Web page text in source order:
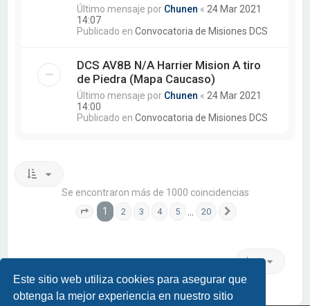
Este sitio web utiliza cookies para asegurar que
obtenga la mejor experiencia en nuestro sitio
Último mensaje por Chunen « 24 Mar 2021
14:07
Publicado enConvocatoria de Misiones DCS
DCS AV8B N/A Harrier Mision A tiro
de Piedra (Mapa Caucaso)
Último mensaje por Chunen « 24 Mar 2021
14:00
Publicado enConvocatoria de Misiones DCS
Se encontraron más de 1000 coincidencias
Página 1de 20
1 2 3 4 5 20
Ir a